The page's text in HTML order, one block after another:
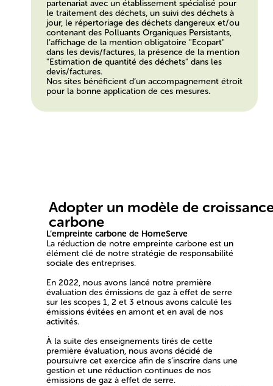
partenariat avec un établissement spécialisé pour
le traitement des déchets, un suivi des déchets à
jour, le répertoriage des déchets dangereux et/ou
contenant des Polluants Organiques Persistants,
l’affichage de la mention obligatoire "Ecopart"
dans les devis/factures, la présence de la mention
"Estimation de quantité des déchets" dans les
devis/factures.
Nos sites bénéficient d’un accompagnement étroit
pour la bonne application de ces mesures.
Adopter un modèle de
carbone
L’empreinte carbone de HomeServe
La réduction de notre empreinte carbone est un
élément clé de notre stratégie de responsabilité
sociale des entreprises.
En 2022, nous avons lancé notre première
évaluation des émissions de gaz à effet de serre
sur les scopes 1, 2 et 3 etnous avons calculé les
émissions évitées en amont et en aval de nos
activités.
À la suite des enseignements tirés de cette
première évaluation, nous avons décidé de
poursuivre cet exercice afin de s’inscrire dans une
gestion et une réduction continues de nos
émissions de gaz à effet de serre.